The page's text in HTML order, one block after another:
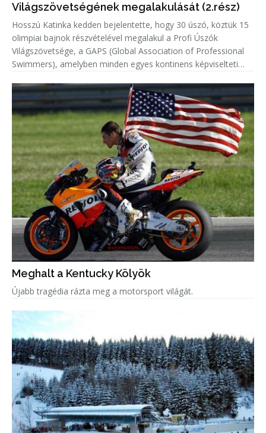
Világszövetségének megalakulását (2.rész)
Hosszú Katinka kedden bejelentette, hogy 30 úszó, köztük 15
olimpiai bajnok részvételével megalakul a Profi Úszók
Világszövetsége, a GAPS (Global Association of Professional
Swimmers), amelyben minden egyes kontinens képviselteti
Meghalt a Kentucky Kölyök
Újabb tragédia rázta meg a motorsport világát.